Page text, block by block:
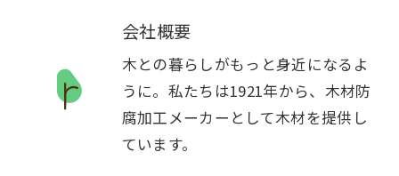
会社概要
木との暮らしがもっと身近になるよ
うに。私たちは1921年から、木材防
腐加工メーカーとして木材を提供し
ています。